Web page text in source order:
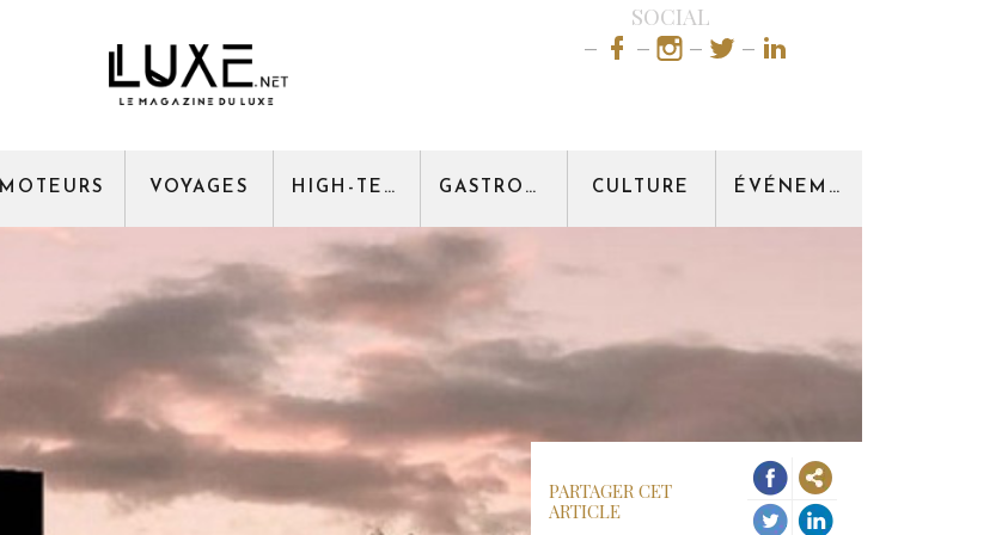
SOCIAL
MOTEURS VOYAGES HIGH-TECH GASTRONOMIE CULTURE ÉVÉNEMENT
PARTAGER CET
ARTICLE